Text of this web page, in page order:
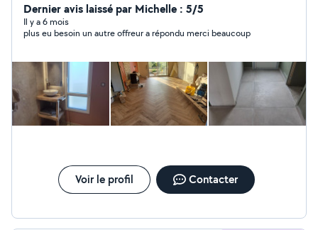
Dernier avis laissé par Michelle : 5/5
Il y a 6 mois
plus eu besoin un autre offreur a répondu merci beaucoup
Voir le profil Contacter